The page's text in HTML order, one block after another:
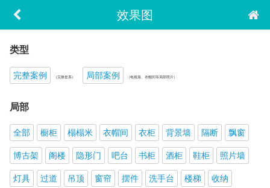
效果图
类型
完整案例 （完整套系） 局部案例 （电视墙、衣帽间等局部照片）
局部
全部 橱柜 榻榻米 衣帽间 衣柜 背景墙 隔断
飘窗
博古架
阁楼 隐形门 吧台 书柜 酒柜 鞋柜
照片墙
灯具
过道 吊顶 窗帘 摆件 洗手台 楼梯 收纳